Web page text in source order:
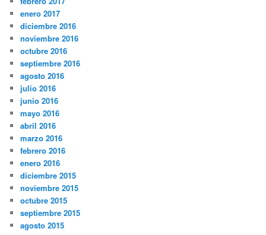
enero 2017
diciembre 2016
noviembre 2016
octubre 2016
septiembre 2016
agosto 2016
julio 2016
junio 2016
mayo 2016
abril 2016
marzo 2016
febrero 2016
enero 2016
diciembre 2015
noviembre 2015
octubre 2015
septiembre 2015
agosto 2015